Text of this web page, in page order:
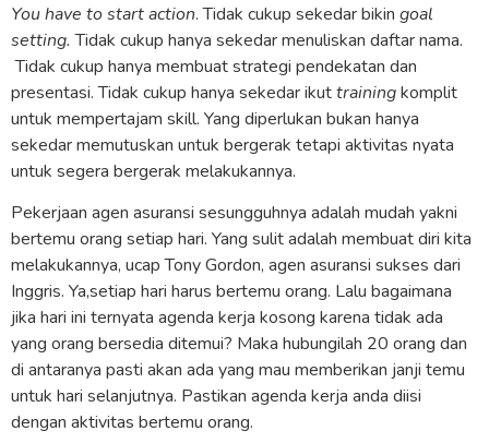
You have to start action. Tidak cukup sekedar bikin goal
setting. Tidak cukup hanya sekedar menuliskan daftar nama.
Tidak cukup hanya membuat strategi pendekatan dan
presentasi. Tidak cukup hanya sekedar ikuttrainingkomplit
untuk mempertajam skill. Yang diperlukan bukan hanya
sekedar memutuskan untuk bergerak tetapi aktivitas nyata
untuk segera bergerak melakukannya.
Pekerjaan agen asuransi sesungguhnya adalah mudah yakni
bertemu orang setiap hari. Yang sulit adalah membuat diri kita
melakukannya, ucap Tony Gordon, agen asuransi sukses dari
Inggris. Ya,setiap hari harus bertemu orang. Lalu bagaimana
jika hari ini ternyata agenda kerja kosong karena tidak ada
yang orang bersedia ditemui? Maka hubungilah 20 orang dan
di antaranya pasti akan ada yang mau memberikan janji temu
untuk hari selanjutnya. Pastikan agenda kerja anda diisi
dengan aktivitas bertemu orang.